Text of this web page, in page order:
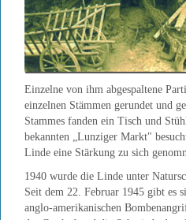
Einzelne von ihm abgespaltene
einzelnen Stämmen gerundet und
Stammes fanden ein Tisch und
bekannten „Lunziger Markt"
Linde eine Stärkung zu sich
1940 wurde die Linde unter
Seit dem 22. Februar 1945 gibt es
anglo-amerikanischen